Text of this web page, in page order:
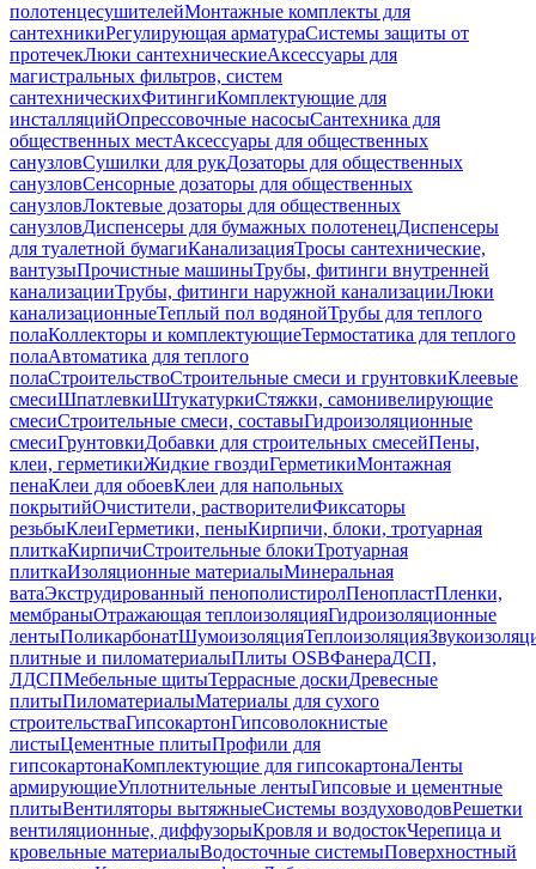
полотенцесушителейМонтажные комплекты для
сантехникиРегулирующая арматураСистемы защиты от
протечекЛюки сантехническиеАксессуары для
магистральных фильтров, систем
сантехническихФитингиКомплектующие для
инсталляцийОпрессовочные насосыСантехника для
общественных местАксессуары для общественных
санузловСушилки для рукДозаторы для общественных
санузловСенсорные дозаторы для общественных
санузловЛоктевые дозаторы для общественных
санузловДиспенсеры для бумажных полотенецДиспенсеры
для туалетной бумагиКанализацияТросы сантехнические,
вантузыПрочистные машиныТрубы, фитинги внутренней
канализацииТрубы, фитинги наружной канализацииЛюки
канализационныеТеплый пол водянойТрубы для теплого
полаКоллекторы и комплектующиеТермостатика для теплого
полаАвтоматика для теплого
полаСтроительствоСтроительные смеси и грунтовкиКлеевые
смесиШпатлевкиШтукатуркиСтяжки, самонивелирующие
смесиСтроительные смеси, составыГидроизоляционные
смесиГрунтовкиДобавки для строительных смесейПены,
клеи, герметикиЖидкие гвоздиГерметикиМонтажная
пенаКлеи для обоевКлеи для напольных
покрытийОчистители, растворителиФиксаторы
резьбыКлеиГерметики, пеныКирпичи, блоки, тротуарная
плиткаКирпичиСтроительные блокиТротуарная
плиткаИзоляционные материалыМинеральная
ватаЭкструдированный пенополистиролПенопластПленки,
мембраныОтражающая теплоизоляцияГидроизоляционные
лентыПоликарбонатШумоизоляцияТеплоизоляция
плитные и пиломатериалыПлиты OSBФанераДСП,
ЛДСПМебельные щитыТеррасные доскиДревесные
плитыПиломатериалыМатериалы для сухого
строительстваГипсокартонГипсоволокнистые
листыЦементные плитыПрофили для
гипсокартонаКомплектующие для гипсокартонаЛенты
армирующиеУплотнительные лентыГипсовые и цементные
плитыВентиляторы вытяжныеСистемы воздуховодовРешетки
вентиляционные, диффузорыКровля и водостокЧерепица и
кровельные материалыВодосточные системыПоверхностный